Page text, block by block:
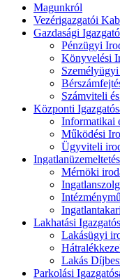
Magunkról
Vezérigazgatói
Gazdasági
Pénzügyi
Könyvelési
Számviteli
Központi
Informatikai
Működési
Ügyviteli
Mérnöki
Lakhatási
Lakásügyi
Lakás
Parkolási